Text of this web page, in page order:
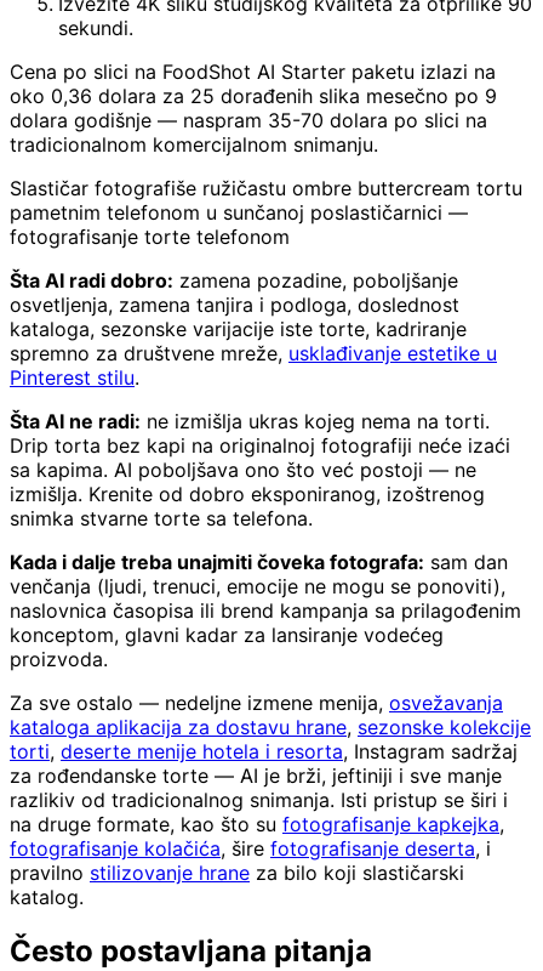
sekundi.
Cena po slici na FoodShot AI Starter paketu izlazi na
oko 0,36 dolara za 25 dorađenih slika mesečno po 9
dolara godišnje — naspram 35-70 dolara po slici na
tradicionalnom komercijalnom snimanju.
Slastičar fotografiše ružičastu ombre buttercream tortu
pametnim telefonom u sunčanoj poslastičarnici —
fotografisanje torte telefonom
Šta AI radi dobro: zamena pozadine, poboljšanje
osvetljenja, zamena tanjira i podloga, doslednost
kataloga, sezonske varijacije iste torte, kadriranje
spremno za društvene mreže, usklađivanje estetike u
Pinterest stilu.
Šta AI ne radi: ne izmišlja ukras kojeg nema na torti.
Drip torta bez kapi na originalnoj fotografiji neće izaći
sa kapima. AI poboljšava ono što već postoji — ne
izmišlja. Krenite od dobro eksponiranog, izoštrenog
snimka stvarne torte sa telefona.
Kada i dalje treba unajmiti čoveka fotografa: sam dan
venčanja (ljudi, trenuci, emocije ne mogu se ponoviti),
naslovnica časopisa ili brend kampanja sa prilagođenim
konceptom, glavni kadar za lansiranje vodećeg
proizvoda.
Za sve ostalo — nedeljne izmene menija, osvežavanja
kataloga aplikacija za dostavu hrane, sezonske kolekcije
torti, deserte menije hotela i resorta, Instagram sadržaj
za rođendanske torte — AI je brži, jeftiniji i sve manje
razlikiv od tradicionalnog snimanja. Isti pristup se širi i
na druge formate, kao što su fotografisanje kapkejka,
fotografisanje kolačića, šire fotografisanje deserta, i
pravilno stilizovanje hrane za bilo koji slastičarski
katalog.
Često postavljana pitanja